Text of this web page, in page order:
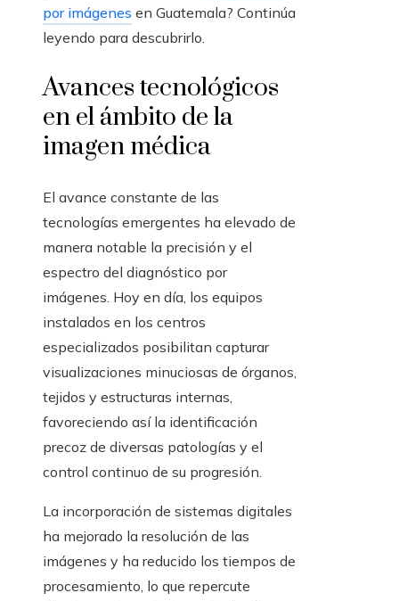
por imágenes en Guatemala? Continúa
leyendo para descubrirlo.
Avances tecnológicos
en el ámbito de la
imagen médica
El avance constante de las
tecnologías emergentes ha elevado de
manera notable la precisión y el
espectro del diagnóstico por
imágenes. Hoy en día, los equipos
instalados en los centros
especializados posibilitan capturar
visualizaciones minuciosas de órganos,
tejidos y estructuras internas,
favoreciendo así la identificación
precoz de diversas patologías y el
control continuo de su progresión.
La incorporación de sistemas digitales
ha mejorado la resolución de las
imágenes y ha reducido los tiempos de
procesamiento, lo que repercute